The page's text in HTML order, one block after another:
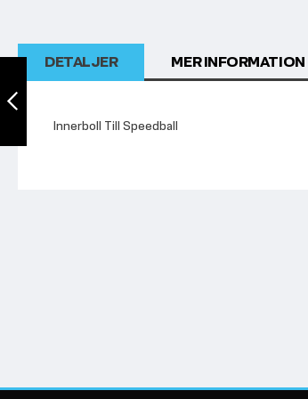
Speedball svart i
konstläder
DETALJER
Innerboll Till Speedball
MER INFORMATION